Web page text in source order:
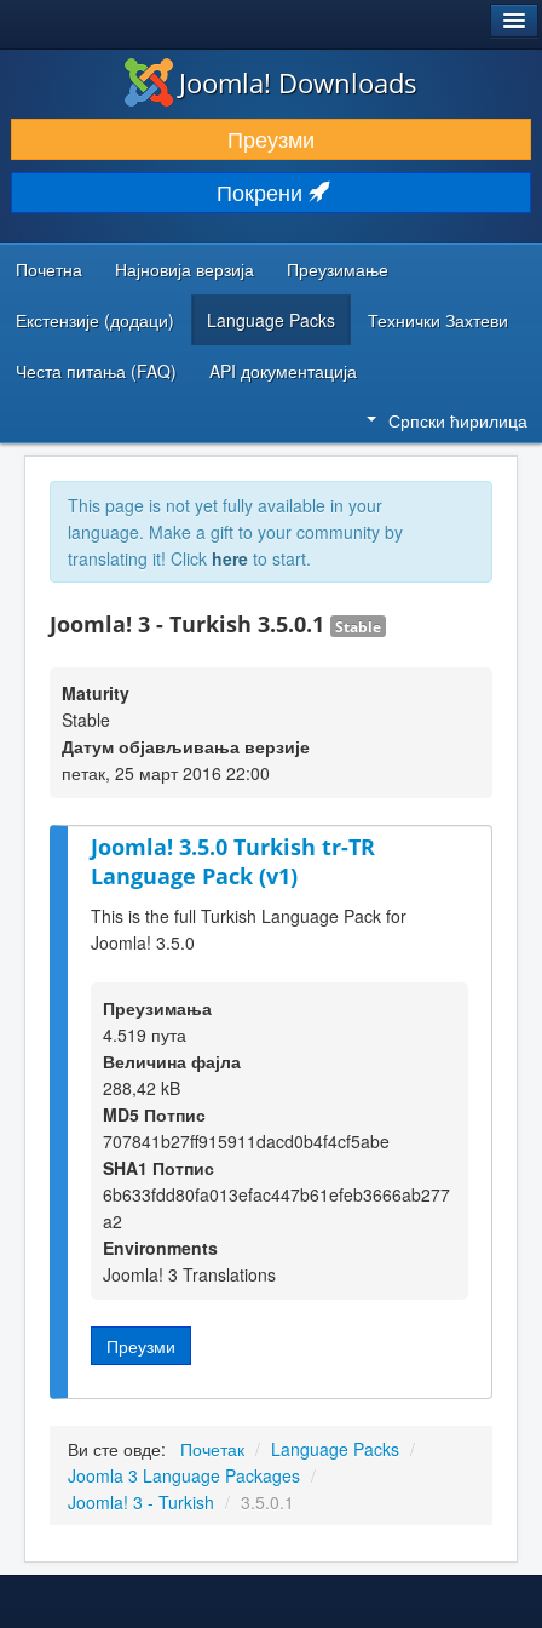
ПРЕУЗИМАЊЕ И ПРОШИРЕЊА (ЕКСТЕНЗИЈЕ)
ОТКРИЈТЕ И НАУЧИТЕ
ЗАЈЕДНИЦА И ПОДРШКА
РЕСУРСИ ЗА РАЗВОЈ
Joomla! Downloads
Преузми
Покрени
Почетна Најновија верзија Преузимање
Екстензије (додаци) Language Packs Технички Захтеви
Честа питања (FAQ) API документација
Српски ћирилица
This page is not yet fully available in your
language. Make a gift to your community by
translating it! Click here to start.
Joomla! 3 - Turkish 3.5.0.1 Stable
Maturity
Stable
Датум објављивања верзије
петак, 25 март 2016 22:00
Joomla! 3.5.0 Turkish tr-TR
Language Pack (v1)
This is the full Turkish Language Pack for
Joomla! 3.5.0
Преузимања
4.519 пута
Величина фајла
288,42 kB
MD5 Потпис
707841b27ff915911dacd0b4f4cf5abe
SHA1 Потпис
6b633fdd80fa013efac447b61efeb3666ab277
a2
Environments
Joomla! 3 Translations
Преузми
Ви сте овде: Почетак / Language Packs /
Joomla 3 Language Packages /
Joomla! 3 - Turkish / 3.5.0.1